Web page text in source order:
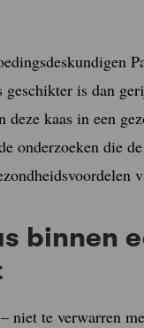
geschikter is dan
kaas in een
onderzoeken die
binnen
niet te verwarren